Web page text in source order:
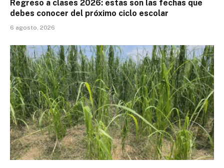
Regreso a clases 2026: estas son las fechas que
debes conocer del próximo ciclo escolar
6 agosto, 2026